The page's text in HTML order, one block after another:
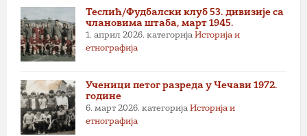
Теслић/Фудбалски клуб 53. дивизије са
члановима штаба, март 1945.
1. април 2026. категорија Историја и
етнографија
Ученици петог разреда у Чечави 1972.
године
6. март 2026. категорија Историја и
етнографија